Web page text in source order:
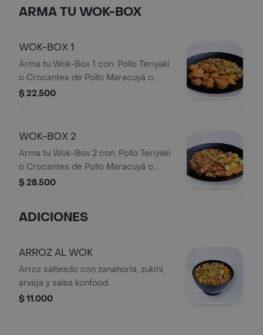
ARMA TU WOK-BOX
WOK-BOX 1
Arma tu Wok-Box 1 con: Pollo Teriyaki
o Crocantes de Pollo Maracuyá o
Cerdo Agridulce + 1 Acompañamiento
$ 22.500
WOK-BOX 2
Arma tu Wok-Box 2 con: Pollo Teriyaki
o Crocantes de Pollo Maracuyá o
Cerdo Agridulce + Dos
$ 28.500
ADICIONES
ARROZ AL WOK
Arroz salteado con zanahoria, zukini,
arveja y salsa konfood.
$ 11.000